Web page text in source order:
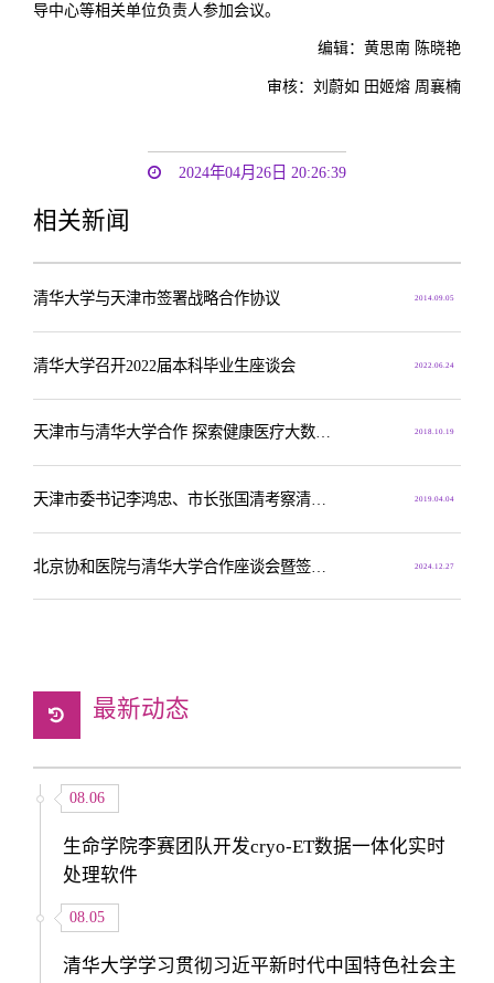
导中心等相关单位负责人参加会议。
编辑：黄思南 陈晓艳
审核：刘蔚如 田姬熔 周襄楠
2024年04月26日 20:26:39
相关新闻
2014.09.05
清华大学与天津市签署战略合作协议
2022.06.24
清华大学召开2022届本科毕业生座谈会
2018.10.19
天津市与清华大学合作 探索健康医疗大数据产业
2019.04.04
2024.12.27
最新动态
08.06
生命学院李赛团队开发cryo-ET数据一体化实时
处理软件
08.05
清华大学学习贯彻习近平新时代中国特色社会主